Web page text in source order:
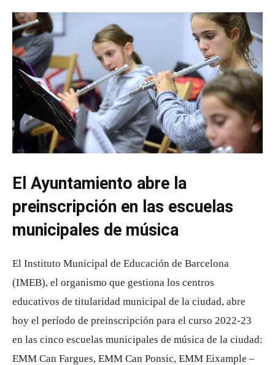
El Ayuntamiento abre la
preinscripción en las escuelas
municipales de música
El Instituto Municipal de Educación de Barcelona
(IMEB), el organismo que gestiona los centros
educativos de titularidad municipal de la ciudad, abre
hoy el período de preinscripción para el curso 2022-23
en las cinco escuelas municipales de música de la ciudad:
EMM Can Fargues, EMM Can Ponsic, EMM Eixample –